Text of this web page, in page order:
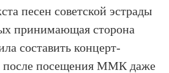
песен советской эстрады
принимающая сторона
составить концерт-
после посещения ММК даже